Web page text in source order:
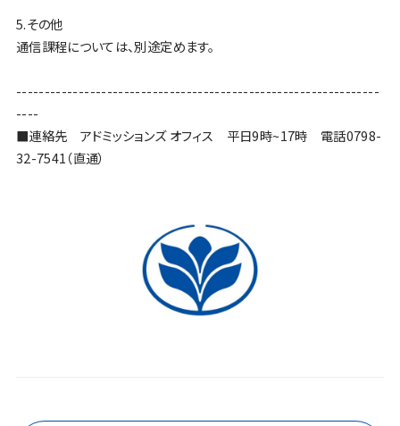
5.その他
通信課程については、別途定めます。
----------------------------------------------------------------
----
■連絡先 アドミッションズ オフィス 平日9時~17時 電話0798-
32-7541（直通）